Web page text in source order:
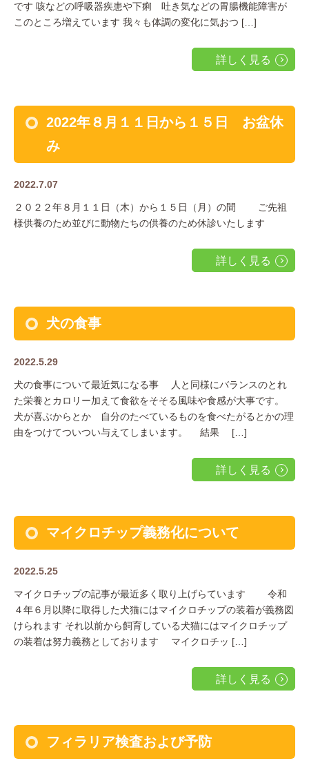
です 咳などの呼吸器疾患や下痢 吐き気などの胃腸機能障害が
このところ増えています 我々も体調の変化に気おつ […]
詳しく見る
2022年８月１１日から１５日 お盆休
み
2022.7.07
２０２２年８月１１日（木）から１５日（月）の間 ご先祖
様供養のため並びに動物たちの供養のため休診いたします
詳しく見る
犬の食事
2022.5.29
犬の食事について最近気になる事 人と同様にバランスのとれ
た栄養とカロリー加えて食欲をそそる風味や食感が大事です。
犬が喜ぶからとか 自分のたべているものを食べたがるとかの理
由をつけてついつい与えてしまいます。 結果 […]
詳しく見る
マイクロチップ義務化について
2022.5.25
マイクロチップの記事が最近多く取り上げらています 令和
４年６月以降に取得した犬猫にはマイクロチップの装着が義務図
けられます それ以前から飼育している犬猫にはマイクロチップ
の装着は努力義務としております マイクロチッ […]
詳しく見る
フィラリア検査および予防